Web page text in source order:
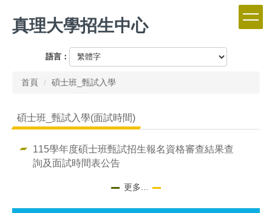
到
主真理大學招生中心
語言：
首頁 碩士班_甄試入學
碩士班_甄試入學(面試時間)
115學年度碩士班甄試招生報名資格審查結果查
詢及面試時間表公告
更多...